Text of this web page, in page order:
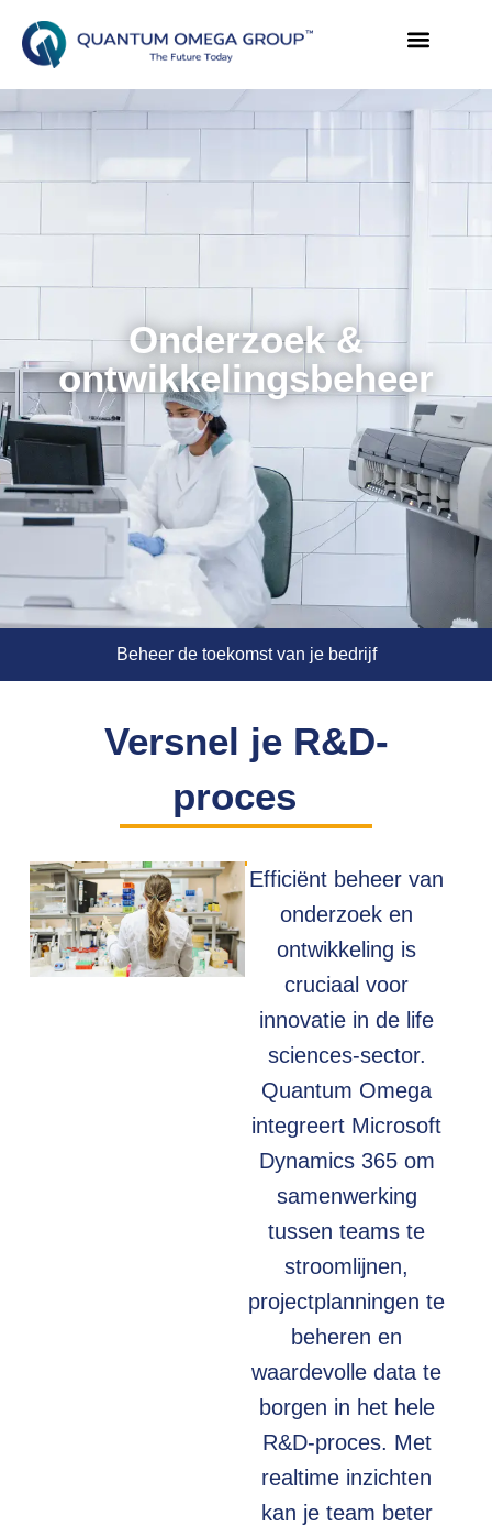
Onderzoek &
ontwikkelingsbeheer
Beheer de toekomst van je bedrijf
Versnel je R&D-
proces
Efficiënt beheer van
onderzoek en
ontwikkeling is
cruciaal voor
innovatie in de life
sciences-sector.
Quantum Omega
integreert Microsoft
Dynamics 365 om
samenwerking
tussen teams te
stroomlijnen,
projectplanningen te
beheren en
waardevolle data te
borgen in het hele
R&D-proces. Met
realtime inzichten
kan je team beter